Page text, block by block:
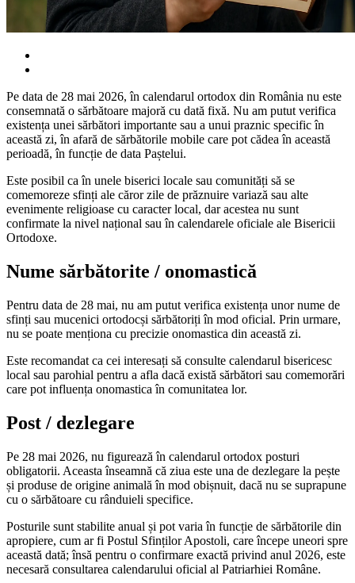
Pe data de 28 mai 2026, în calendarul ortodox din România nu este
consemnată o sărbătoare majoră cu dată fixă. Nu am putut verifica
existența unei sărbători importante sau a unui praznic specific în
această zi, în afară de sărbătorile mobile care pot cădea în această
perioadă, în funcție de data Paștelui.
Este posibil ca în unele biserici locale sau comunități să se
comemoreze sfinți ale căror zile de prăznuire variază sau alte
evenimente religioase cu caracter local, dar acestea nu sunt
confirmate la nivel național sau în calendarele oficiale ale Bisericii
Ortodoxe.
Nume sărbătorite / onomastică
Pentru data de 28 mai, nu am putut verifica existența unor nume de
sfinți sau mucenici ortodocși sărbătoriți în mod oficial. Prin urmare,
nu se poate menționa cu precizie onomastica din această zi.
Este recomandat ca cei interesați să consulte calendarul bisericesc
local sau parohial pentru a afla dacă există sărbători sau comemorări
care pot influența onomastica în comunitatea lor.
Post / dezlegare
Pe 28 mai 2026, nu figurează în calendarul ortodox posturi
obligatorii. Aceasta înseamnă că ziua este una de dezlegare la pește
și produse de origine animală în mod obișnuit, dacă nu se suprapune
cu o sărbătoare cu rânduieli specifice.
Posturile sunt stabilite anual și pot varia în funcție de sărbătorile din
apropiere, cum ar fi Postul Sfinților Apostoli, care începe uneori spre
această dată; însă pentru o confirmare exactă privind anul 2026, este
necesară consultarea calendarului oficial al Patriarhiei Române.